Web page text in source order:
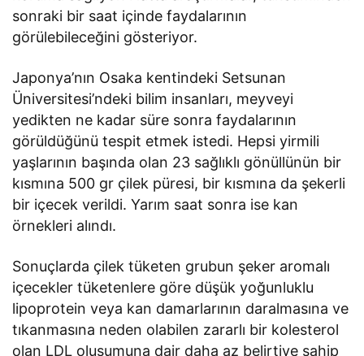
sonraki bir saat içinde faydalarının
görülebileceğini gösteriyor.
Japonya’nın Osaka kentindeki Setsunan
Üniversitesi’ndeki bilim insanları, meyveyi
yedikten ne kadar süre sonra faydalarının
görüldüğünü tespit etmek istedi. Hepsi yirmili
yaşlarının başında olan 23 sağlıklı gönüllünün bir
kısmına 500 gr çilek püresi, bir kısmına da şekerli
bir içecek verildi. Yarım saat sonra ise kan
örnekleri alındı.
Sonuçlarda çilek tüketen grubun şeker aromalı
içecekler tüketenlere göre düşük yoğunluklu
lipoprotein veya kan damarlarının daralmasına ve
tıkanmasına neden olabilen zararlı bir kolesterol
olan LDL oluşumuna dair daha az belirtiye sahip